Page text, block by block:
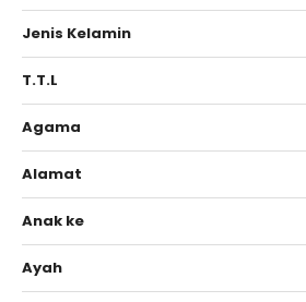
Jenis Kelamin
T.T.L
Agama
Alamat
Anak ke
Ayah